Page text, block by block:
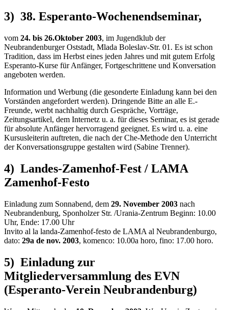
3) 38. Esperanto-Wochenendseminar,
vom 24. bis 26.Oktober 2003, im Jugendklub der
Neubrandenburger Oststadt, Mlada Boleslav-Str. 01. Es ist schon
Tradition, dass im Herbst eines jeden Jahres und mit gutem Erfolg
Esperanto-Kurse für Anfänger, Fortgeschrittene und Konversation
angeboten werden.
Information und Werbung (die gesonderte Einladung kann bei den
Vorständen angefordert werden). Dringende Bitte an alle E.-
Freunde, werbt nachhaltig durch Gespräche, Vorträge,
Zeitungsartikel, dem Internetz u. a. für dieses Seminar, es ist gerade
für absolute Anfänger hervorragend geeignet. Es wird u. a. eine
Kursusleiterin auftreten, die nach der Che-Methode den Unterricht
der Konversationsgruppe gestalten wird (Sabine Trenner).
4) Landes-Zamenhof-Fest / LAMA
Zamenhof-Festo
Einladung zum Sonnabend, dem 29. November 2003 nach
Neubrandenburg, Sponholzer Str. /Urania-Zentrum Beginn: 10.00
Uhr, Ende: 17.00 Uhr
Invito al la landa-Zamenhof-festo de LAMA al Neubrandenburgo,
dato: 29a de nov. 2003, komenco: 10.00a horo, fino: 17.00 horo.
5) Einladung zur
Mitgliederversammlung des EVN
(Esperanto-Verein Neubrandenburg)